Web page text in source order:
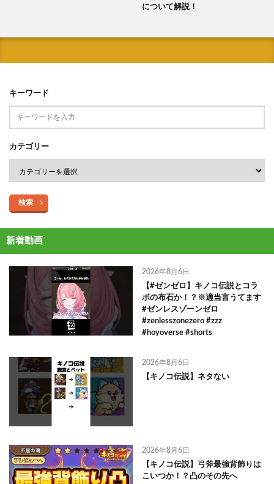
について解説！
キーワード
カテゴリー
検索
新着動画
2026年8月6日
【#ゼンゼロ】キノコ伝説とコラ
ボの布石か！？※適当言うてます
#ゼンレスゾーンゼロ
#zenlesszonezero #zzz
#hoyoverse #shorts
2026年8月6日
【キノコ伝説】ネタない
2026年8月6日
【キノコ伝説】弓斧最強背飾りは
こいつか！？凸のその先へ